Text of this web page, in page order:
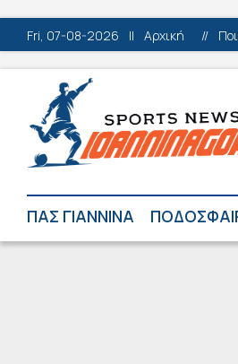
Fri, 07-08-2026 || Αρχική //
ΠΑΣ ΓΙΑΝΝΙΝΑ